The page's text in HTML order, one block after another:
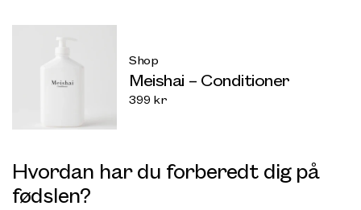
Shop
Meishai – Conditioner
399 kr
Hvordan har du forberedt dig på
fødslen?